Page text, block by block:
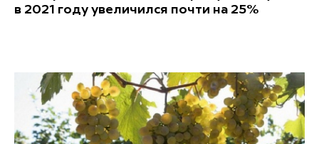
в 2021 году увеличился почти на 25%